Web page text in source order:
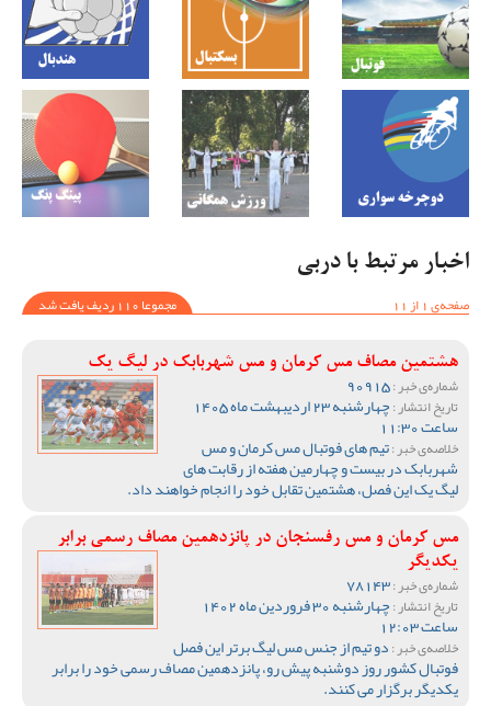
اخبار مرتبط با دربی
صفحه‌ی 1 از 11
مجموعا 110 ردیف یافت شد
هشتمین مصاف مس کرمان و مس شهربابک در لیگ یک
شماره‌ی خبر :
تاریخ انتشار : چهارشنبه 23 اردیبهشت ماه 1405
ساعت 11:30
خلاصه‌ی خبر :تیم های فوتبال مس کرمان و مس
شهربابک در بیست و چهارمین هفته از رقابت های
لیگ یک این فصل، هشتمین تقابل خود را انجام خواهند داد.
مس کرمان و مس رفسنجان در پانزدهمین مصاف رسمی برابر
یکدیگر
شماره‌ی خبر :
تاریخ انتشار : چهارشنبه 30 فروردین ماه 1402
ساعت 12:03
خلاصه‌ی خبر :دو تیم از جنس مس لیگ برتر این فصل
فوتبال کشور روز دوشنبه پیش رو، پانزدهمین مصاف رسمی خود را برابر
یکدیگر برگزار می کنند.